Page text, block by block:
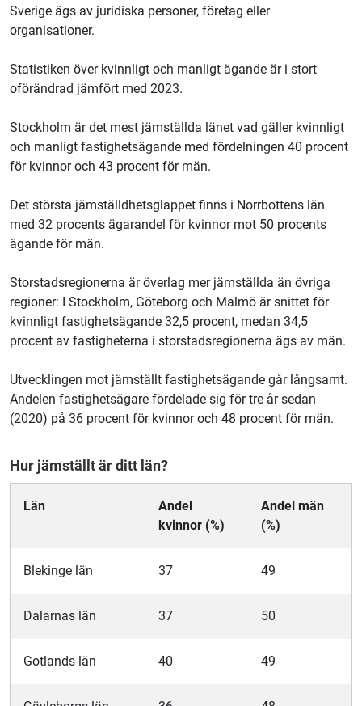
Sverige ägs av juridiska personer, företag eller
organisationer.
Statistiken över kvinnligt och manligt ägande är i stort
oförändrad jämfört med 2023.
Stockholm är det mest jämställda länet vad gäller kvinnligt
och manligt fastighetsägande med fördelningen 40 procent
för kvinnor och 43 procent för män.
Det största jämställdhetsglappet finns i Norrbottens län
med 32 procents ägarandel för kvinnor mot 50 procents
ägande för män.
Storstadsregionerna är överlag mer jämställda än övriga
regioner: I Stockholm, Göteborg och Malmö är snittet för
kvinnligt fastighetsägande 32,5 procent, medan 34,5
procent av fastigheterna i storstadsregionerna ägs av män.
Utvecklingen mot jämställt fastighetsägande går långsamt.
Andelen fastighetsägare fördelade sig för tre år sedan
(2020) på 36 procent för kvinnor och 48 procent för män.
Hur jämställt är ditt län?
Län
Andel
kvinnor (%)
Andel män
(%)
Blekinge län 37 49
Dalarnas län 37 50
Gotlands län 40 49